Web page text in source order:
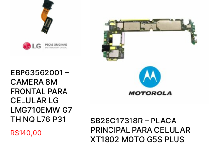
EBP63562001 –
CAMERA 8M
FRONTAL PARA
CELULAR LG
LMG710EMW G7
THINQ L76 P31
R$140,00
SB28C17318R – PLACA
PRINCIPAL PARA CELULAR
XT1802 MOTO G5S PLUS